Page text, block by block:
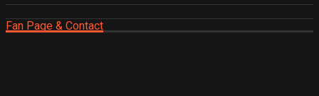
Fan Page & Contact